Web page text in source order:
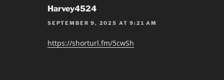
Harvey4524
SEPTEMBER 9, 2025 AT 9:21 AM
https://shorturl.fm/5cwSh